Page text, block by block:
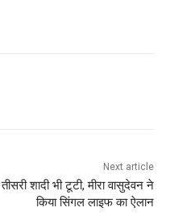
Next article
तीसरी शादी भी टूटी, मीरा वासुदेवन ने
किया सिंगल लाइफ का ऐलान